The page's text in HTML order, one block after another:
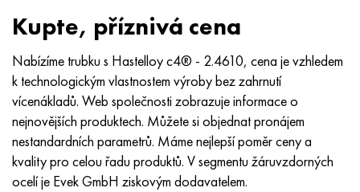
Kupte, příznivá cena
Nabízíme trubku s Hastelloy c4® - 2.4610, cena je vzhledem
k technologickým vlastnostem výroby bez zahrnutí
vícenákladů. Web společnosti zobrazuje informace o
nejnovějších produktech. Můžete si objednat pronájem
nestandardních parametrů. Máme nejlepší poměr ceny a
kvality pro celou řadu produktů. V segmentu žáruvzdorných
ocelí je Evek GmbH ziskovým dodavatelem.
Udimet 720